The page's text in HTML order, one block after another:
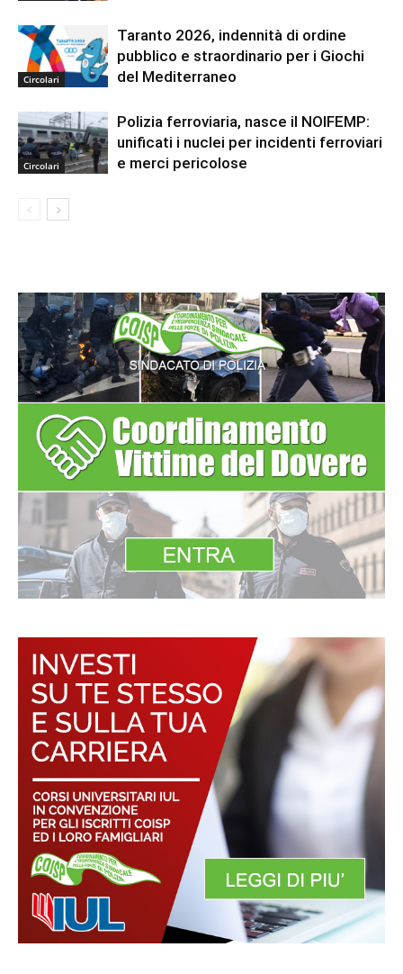
Circolari
Taranto 2026, indennità di ordine
pubblico e straordinario per i Giochi
del Mediterraneo
Circolari
Polizia ferroviaria, nasce il NOIFEMP:
unificati i nuclei per incidenti ferroviari
e merci pericolose